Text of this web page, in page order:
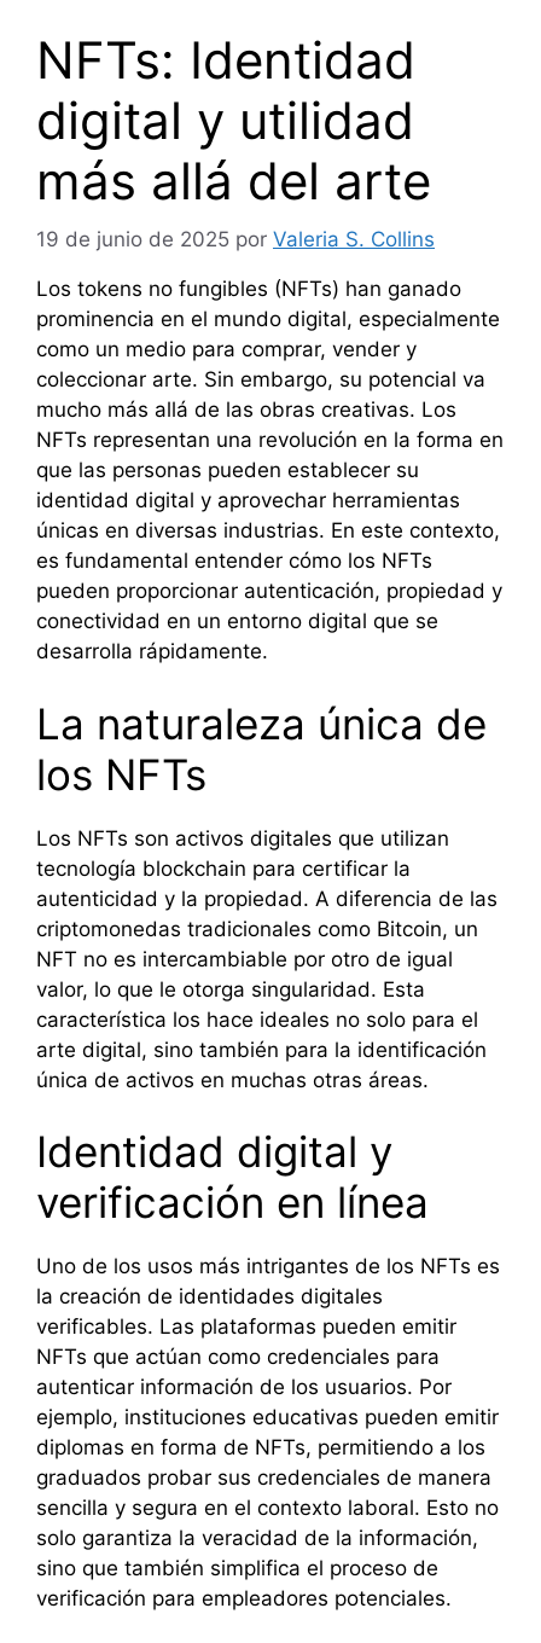
NFTs: Identidad
digital y utilidad
más allá del arte
19 de junio de 2025 por Valeria S. Collins
Los tokens no fungibles (NFTs) han ganado
prominencia en el mundo digital, especialmente
como un medio para comprar, vender y
coleccionar arte. Sin embargo, su potencial va
mucho más allá de las obras creativas. Los
NFTs representan una revolución en la forma en
que las personas pueden establecer su
identidad digital y aprovechar herramientas
únicas en diversas industrias. En este contexto,
es fundamental entender cómo los NFTs
pueden proporcionar autenticación, propiedad y
conectividad en un entorno digital que se
desarrolla rápidamente.
La naturaleza única de
los NFTs
Los NFTs son activos digitales que utilizan
tecnología blockchain para certificar la
autenticidad y la propiedad. A diferencia de las
criptomonedas tradicionales como Bitcoin, un
NFT no es intercambiable por otro de igual
valor, lo que le otorga singularidad. Esta
característica los hace ideales no solo para el
arte digital, sino también para la identificación
única de activos en muchas otras áreas.
Identidad digital y
verificación en línea
Uno de los usos más intrigantes de los NFTs es
la creación de identidades digitales
verificables. Las plataformas pueden emitir
NFTs que actúan como credenciales para
autenticar información de los usuarios. Por
ejemplo, instituciones educativas pueden emitir
diplomas en forma de NFTs, permitiendo a los
graduados probar sus credenciales de manera
sencilla y segura en el contexto laboral. Esto no
solo garantiza la veracidad de la información,
sino que también simplifica el proceso de
verificación para empleadores potenciales.